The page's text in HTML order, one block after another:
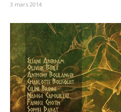
3 mars 2014